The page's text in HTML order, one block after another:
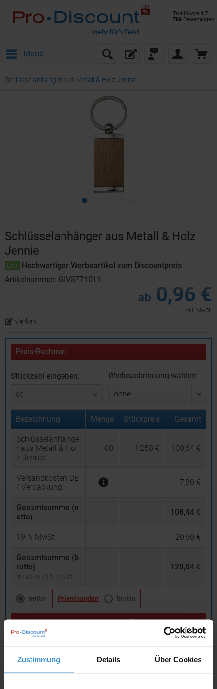
Zustimmung Details Über Cookies
Menü
Schlüsselanhänger aus Metall & Holz Jennie
Schlüsselanhänger aus Metall & Holz
Jennie
Eco
Hochwertiger Werbeartikel zum Discountpreis
Artikelnummer: GIV8771011
ab 0,96 €
inkl. MwSt.
Merken
Preis-Rechner:
Stückzahl eingeben: Werbeanbringung wählen:
Bezeichnung Menge Stückpreis Gesamt
Schlüsselanhänge
r aus Metall & Hol
z Jennie
80 1,258 € 100,64 €
Versandkosten DE
/ Verpackung
7,80 €
Gesamtsumme (n
etto)
108,44 €
19 % MwSt. 20,60 €
Gesamtsumme (b
rutto)
inklusive 19 % MwSt.
129,04 €
netto Privatkunden brutto
Angebot drucken